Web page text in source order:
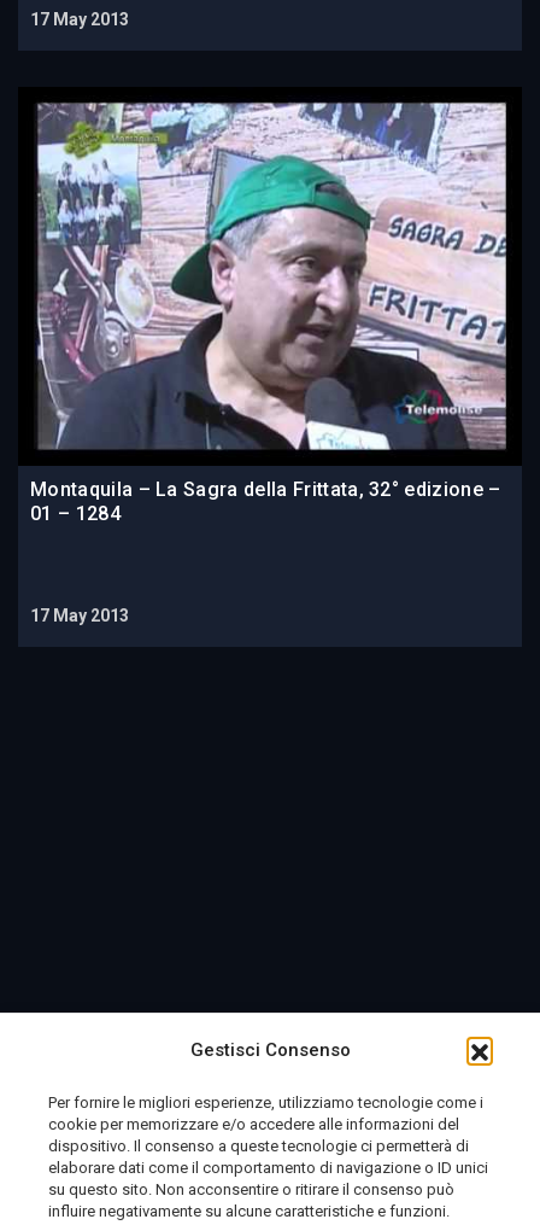
Gestisci Consenso
Per fornire le migliori esperienze, utilizziamo tecnologie come i
cookie per memorizzare e/o accedere alle informazioni del
dispositivo. Il consenso a queste tecnologie ci permetterà di
elaborare dati come il comportamento di navigazione o ID unici
su questo sito. Non acconsentire o ritirare il consenso può
influire negativamente su alcune caratteristiche e funzioni.
17 May 2013
Montaquila – La Sagra della Frittata, 32° edizione –
01 – 1284
17 May 2013